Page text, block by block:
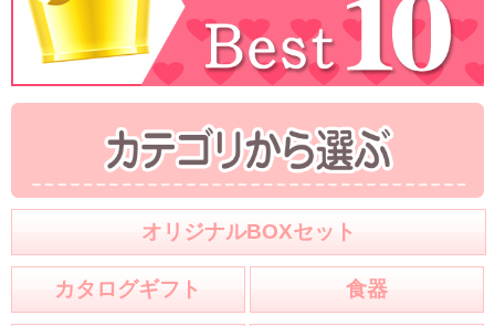
オリジナルBOXセット
カタログギフト 食器